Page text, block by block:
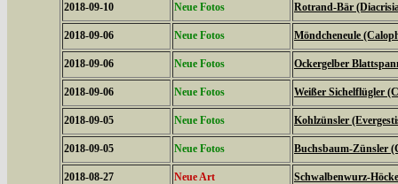
2018-09-10 Neue Fotos Rotrand-Bär
2018-09-06 Neue Fotos Möndcheneule
2018-09-06 Neue Fotos Ockergelber
2018-09-06 Neue Fotos Weißer Sichelflügler
2018-09-05 Neue Fotos Kohlzünsler
2018-09-05 Neue Fotos Buchsbaum-Zünsler
2018-08-27 Neue Art Schwalbenwurz-